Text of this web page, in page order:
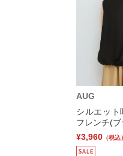
AUG
シルエット
フレンチ(
¥3,960 （税込）